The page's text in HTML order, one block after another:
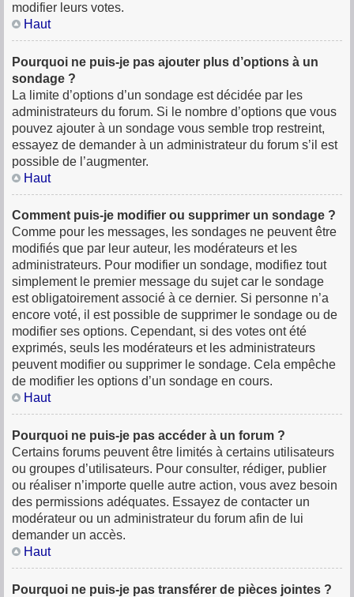
modifier leurs votes.
Haut
Pourquoi ne puis-je pas ajouter plus d’options à un
sondage ?
La limite d’options d’un sondage est décidée par les
administrateurs du forum. Si le nombre d’options que vous
pouvez ajouter à un sondage vous semble trop restreint,
essayez de demander à un administrateur du forum s’il est
possible de l’augmenter.
Haut
Comment puis-je modifier ou supprimer un sondage ?
Comme pour les messages, les sondages ne peuvent être
modifiés que par leur auteur, les modérateurs et les
administrateurs. Pour modifier un sondage, modifiez tout
simplement le premier message du sujet car le sondage
est obligatoirement associé à ce dernier. Si personne n’a
encore voté, il est possible de supprimer le sondage ou de
modifier ses options. Cependant, si des votes ont été
exprimés, seuls les modérateurs et les administrateurs
peuvent modifier ou supprimer le sondage. Cela empêche
de modifier les options d’un sondage en cours.
Haut
Pourquoi ne puis-je pas accéder à un forum ?
Certains forums peuvent être limités à certains utilisateurs
ou groupes d’utilisateurs. Pour consulter, rédiger, publier
ou réaliser n’importe quelle autre action, vous avez besoin
des permissions adéquates. Essayez de contacter un
modérateur ou un administrateur du forum afin de lui
demander un accès.
Haut
Pourquoi ne puis-je pas transférer de pièces jointes ?